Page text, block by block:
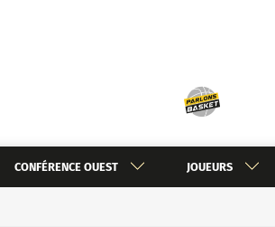
CONFÉRENCE OUEST JOUEURS